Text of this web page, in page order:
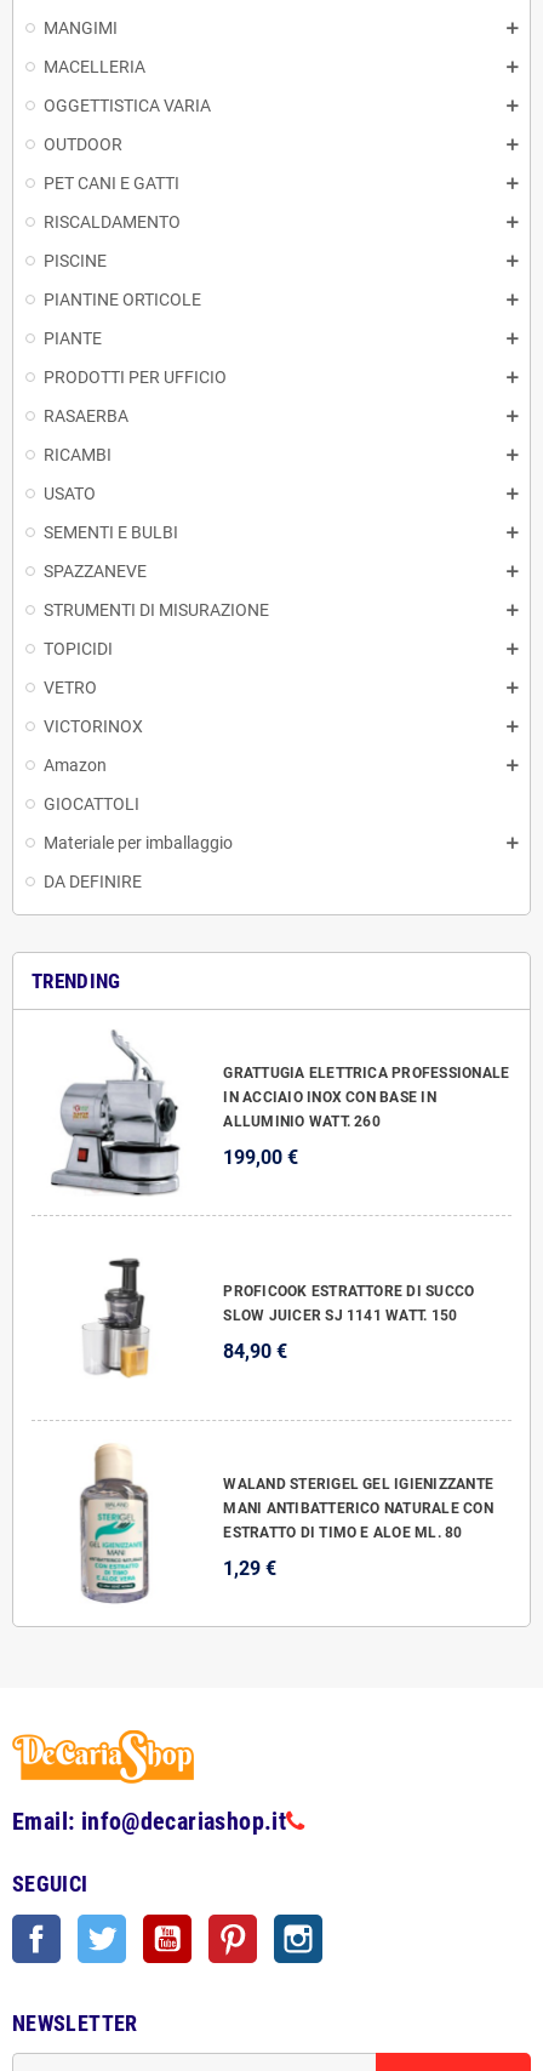
MANGIMI
MACELLERIA
OGGETTISTICA VARIA
OUTDOOR
PET CANI E GATTI
RISCALDAMENTO
PISCINE
PIANTINE ORTICOLE
PIANTE
PRODOTTI PER UFFICIO
RASAERBA
RICAMBI
USATO
SEMENTI E BULBI
SPAZZANEVE
STRUMENTI DI MISURAZIONE
TOPICIDI
VETRO
VICTORINOX
Amazon
GIOCATTOLI
Materiale per imballaggio
DA DEFINIRE
TRENDING
GRATTUGIA ELETTRICA PROFESSIONALE
IN ACCIAIO INOX CON BASE IN
ALLUMINIO WATT. 260
199,00 €
PROFICOOK ESTRATTORE DI SUCCO
SLOW JUICER SJ 1141 WATT. 150
84,90 €
WALAND STERIGEL GEL IGIENIZZANTE
MANI ANTIBATTERICO NATURALE CON
ESTRATTO DI TIMO E ALOE ML. 80
1,29 €
Email: info@decariashop.it
SEGUICI
Facebook Twitter YouTube Pinterest
NEWSLETTER